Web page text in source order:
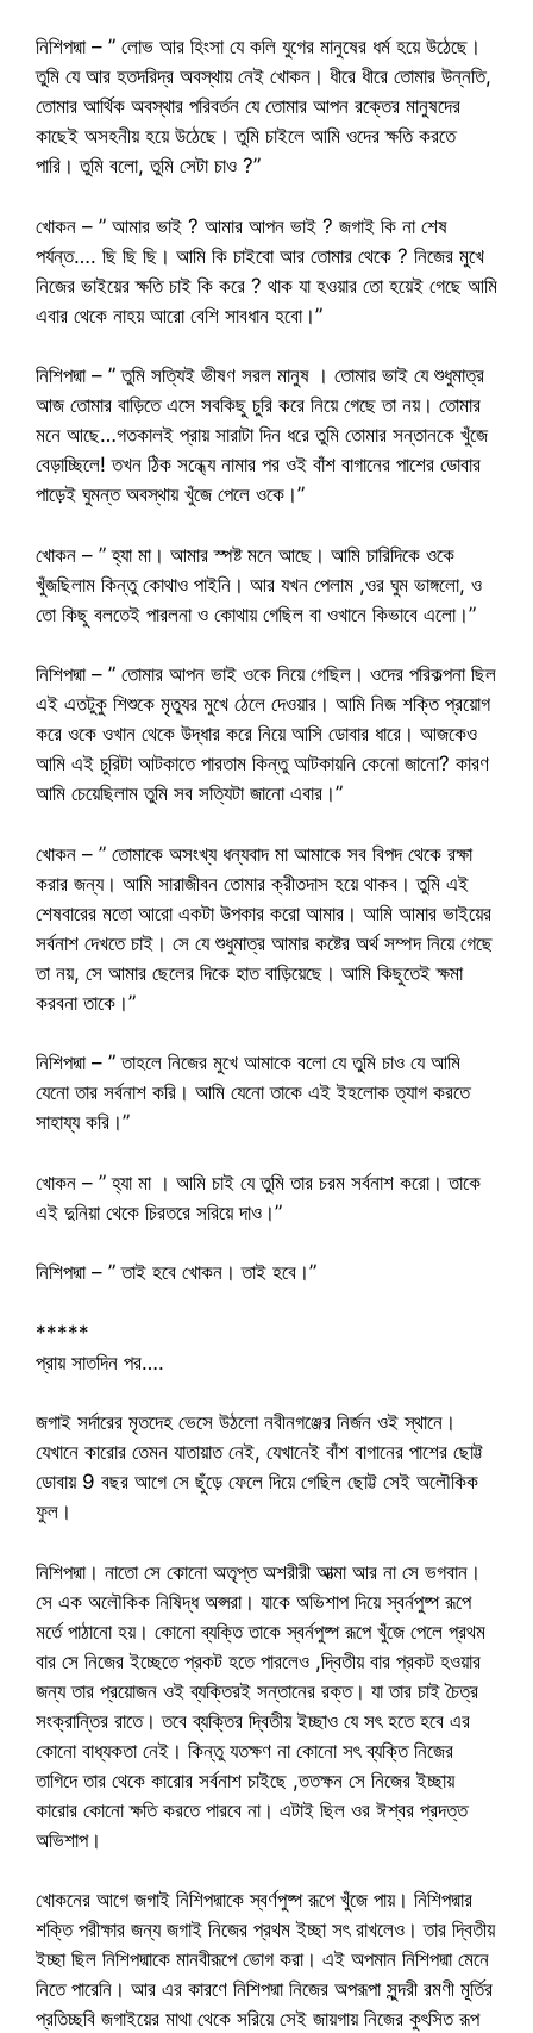
নিশিপদ্মা – ” লোভ আর হিংসা যে কলি যুগের মানুষের ধর্ম হয়ে উঠেছে।
তুমি যে আর হতদরিদ্র অবস্থায় নেই খোকন। ধীরে ধীরে তোমার উন্নতি,
তোমার আর্থিক অবস্থার পরিবর্তন যে তোমার আপন রক্তের মানুষদের
কাছেই অসহনীয় হয়ে উঠেছে। তুমি চাইলে আমি ওদের ক্ষতি করতে
পারি। তুমি বলো, তুমি সেটা চাও ?”
খোকন – ” আমার ভাই ? আমার আপন ভাই ? জগাই কি না শেষ
পর্যন্ত…. ছি ছি ছি। আমি কি চাইবো আর তোমার থেকে ? নিজের মুখে
নিজের ভাইয়ের ক্ষতি চাই কি করে ? থাক যা হওয়ার তো হয়েই গেছে আমি
এবার থেকে নাহয় আরো বেশি সাবধান হবো।”
নিশিপদ্মা – ” তুমি সত্যিই ভীষণ সরল মানুষ । তোমার ভাই যে শুধুমাত্র
আজ তোমার বাড়িতে এসে সবকিছু চুরি করে নিয়ে গেছে তা নয়। তোমার
মনে আছে…গতকালই প্রায় সারাটা দিন ধরে তুমি তোমার সন্তানকে খুঁজে
বেড়াচ্ছিলে! তখন ঠিক সন্ধ্যে নামার পর ওই বাঁশ বাগানের পাশের ডোবার
পাড়েই ঘুমন্ত অবস্থায় খুঁজে পেলে ওকে।”
খোকন – ” হ্যা মা। আমার স্পষ্ট মনে আছে। আমি চারিদিকে ওকে
খুঁজছিলাম কিন্তু কোথাও পাইনি। আর যখন পেলাম ,ওর ঘুম ভাঙ্গলো, ও
তো কিছু বলতেই পারলনা ও কোথায় গেছিল বা ওখানে কিভাবে এলো।”
নিশিপদ্মা – ” তোমার আপন ভাই ওকে নিয়ে গেছিল। ওদের পরিকল্পনা ছিল
এই এতটুকু শিশুকে মৃত্যুর মুখে ঠেলে দেওয়ার। আমি নিজ শক্তি প্রয়োগ
করে ওকে ওখান থেকে উদ্ধার করে নিয়ে আসি ডোবার ধারে। আজকেও
আমি এই চুরিটা আটকাতে পারতাম কিন্তু আটকায়নি কেনো জানো? কারণ
আমি চেয়েছিলাম তুমি সব সত্যিটা জানো এবার।”
খোকন – ” তোমাকে অসংখ্য ধন্যবাদ মা আমাকে সব বিপদ থেকে রক্ষা
করার জন্য। আমি সারাজীবন তোমার ক্রীতদাস হয়ে থাকব। তুমি এই
শেষবারের মতো আরো একটা উপকার করো আমার। আমি আমার ভাইয়ের
সর্বনাশ দেখতে চাই। সে যে শুধুমাত্র আমার কষ্টের অর্থ সম্পদ নিয়ে গেছে
তা নয়, সে আমার ছেলের দিকে হাত বাড়িয়েছে। আমি কিছুতেই ক্ষমা
করবনা তাকে।”
নিশিপদ্মা – ” তাহলে নিজের মুখে আমাকে বলো যে তুমি চাও যে আমি
যেনো তার সর্বনাশ করি। আমি যেনো তাকে এই ইহলোক ত্যাগ করতে
সাহায্য করি।”
খোকন – ” হ্যা মা । আমি চাই যে তুমি তার চরম সর্বনাশ করো। তাকে
এই দুনিয়া থেকে চিরতরে সরিয়ে দাও।”
নিশিপদ্মা – ” তাই হবে খোকন। তাই হবে।”
*****
প্রায় সাতদিন পর….
জগাই সর্দারের মৃতদেহ ভেসে উঠলো নবীনগঞ্জের নির্জন ওই স্থানে।
যেখানে কারোর তেমন যাতায়াত নেই, যেখানেই বাঁশ বাগানের পাশের ছোট্ট
ডোবায় 9 বছর আগে সে ছুঁড়ে ফেলে দিয়ে গেছিল ছোট্ট সেই অলৌকিক
ফুল।
নিশিপদ্মা। নাতো সে কোনো অতৃপ্ত অশরীরী আত্মা আর না সে ভগবান।
সে এক অলৌকিক নিষিদ্ধ অপ্সরা। যাকে অভিশাপ দিয়ে স্বর্নপুষ্প রূপে
মর্তে পাঠানো হয়। কোনো ব্যক্তি তাকে স্বর্নপুষ্প রূপে খুঁজে পেলে প্রথম
বার সে নিজের ইচ্ছেতে প্রকট হতে পারলেও ,দ্বিতীয় বার প্রকট হওয়ার
জন্য তার প্রয়োজন ওই ব্যক্তিরই সন্তানের রক্ত। যা তার চাই চৈত্র
সংক্রান্তির রাতে। তবে ব্যক্তির দ্বিতীয় ইচ্ছাও যে সৎ হতে হবে এর
কোনো বাধ্যকতা নেই। কিন্তু যতক্ষণ না কোনো সৎ ব্যক্তি নিজের
তাগিদে তার থেকে কারোর সর্বনাশ চাইছে ,ততক্ষন সে নিজের ইচ্ছায়
কারোর কোনো ক্ষতি করতে পারবে না। এটাই ছিল ওর ঈশ্বর প্রদত্ত
অভিশাপ।
খোকনের আগে জগাই নিশিপদ্মাকে স্বর্ণপুষ্প রূপে খুঁজে পায়। নিশিপদ্মার
শক্তি পরীক্ষার জন্য জগাই নিজের প্রথম ইচ্ছা সৎ রাখলেও। তার দ্বিতীয়
ইচ্ছা ছিল নিশিপদ্মাকে মানবীরূপে ভোগ করা। এই অপমান নিশিপদ্মা মেনে
নিতে পারেনি। আর এর কারণে নিশিপদ্মা নিজের অপরূপা সুন্দরী রমণী মূর্তির
প্রতিচ্ছবি জগাইয়ের মাথা থেকে সরিয়ে সেই জায়গায় নিজের কুৎসিত রূপ